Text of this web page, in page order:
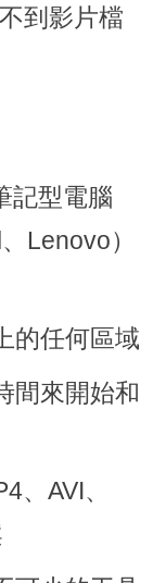
到影片檔
記型電腦
Lenovo）
的任何區域
間來開始和
、AVI、